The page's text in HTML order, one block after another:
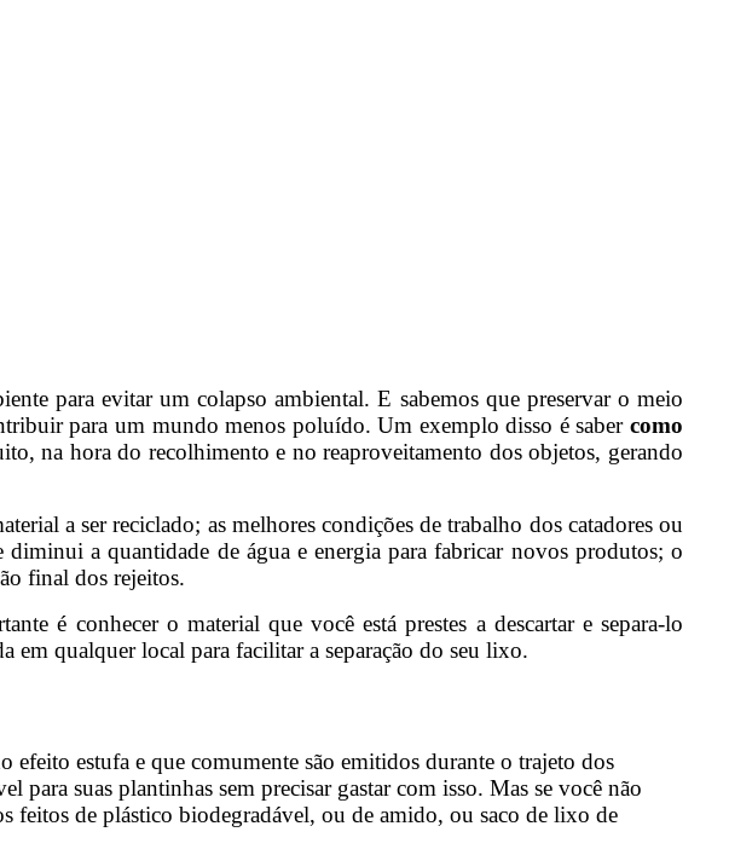
para evitar um colapso ambiental. E sabemos que preservar o meio
para um mundo menos poluído. Um exemplo disso é saber como
na hora do recolhimento e no reaproveitamento dos objetos, gerando
a ser reciclado; as melhores condições de trabalho dos catadores ou
diminui a quantidade de água e energia para fabricar novos produtos; o
final dos rejeitos.
é conhecer o material que você está prestes a descartar e separa-lo
em qualquer local para facilitar a separação do seu lixo.
estufa e que comumente são emitidos durante o trajeto dos
suas plantinhas sem precisar gastar com isso. Mas se você não
feitos de plástico biodegradável, ou de amido, ou saco de lixo de